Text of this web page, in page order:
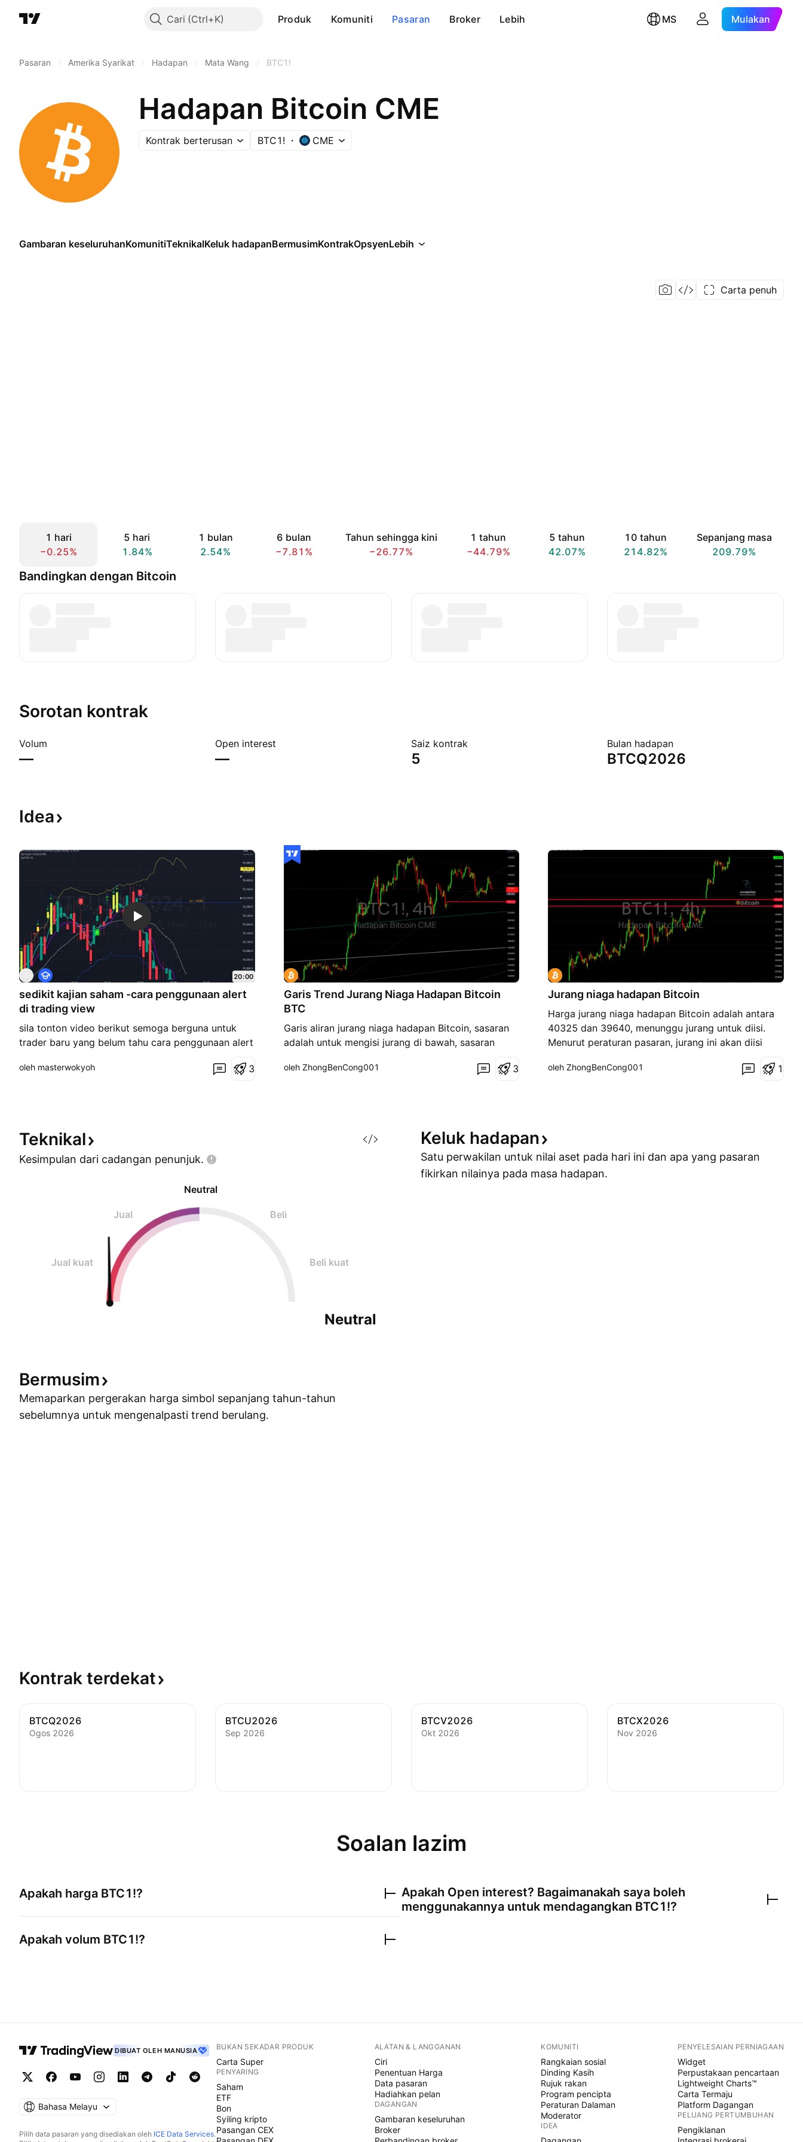
Cari Produk Komuniti Pasaran Broker Lebih MS Mulakan
Pasaran Amerika Syarikat Hadapan Mata Wang BTC1!
Hadapan Bitcoin CME
Kontrak berterusan BTC1! CME
Gambaran keseluruhanKomunitiTeknikalKeluk hadapanBermusimKontrakOpsyenLebih
Carta penuh
1 hari
−0.25%
5 hari
1.84%
1 bulan
2.54%
6 bulan
−7.81%
Tahun sehingga kini
−26.77%
1 tahun
−44.79%
5 tahun
42.07%
10 tahun
214.82%
Sepanjang masa
209.79%
Bandingkan dengan Bitcoin
Sorotan kontrak
Volum
—
Open interest
—
Saiz kontrak
5
Bulan hadapan
BTCQ2026
Idea
sedikit kajian saham -cara penggunaan alert
di trading view
sila tonton video berikut semoga berguna untuk
trader baru yang belum tahu cara penggunaan alert
view .. untuk dapat set alert lebih dr 1 pastikan
P
e
n
d
i
k
n
20:00
oleh masterwokyoh 3
Garis Trend Jurang Niaga Hadapan Bitcoin
BTC
Garis aliran jurang niaga hadapan Bitcoin, sasaran
adalah untuk mengisi jurang di bawah, sasaran
jurang, ia akan berundur ke bawah.
oleh ZhongBenCong001 3
Jurang niaga hadapan Bitcoin
Harga jurang niaga hadapan Bitcoin adalah antara
40325 dan 39640, menunggu jurang untuk diisi.
Menurut peraturan pasaran, jurang ini akan diisi
oleh ZhongBenCong001 1
Teknikal
Kesimpulan dari cadangan penunjuk.
Neutral
Jual Beli
Jual kuat Beli kuat
Neutral
Keluk hadapan
Satu perwakilan untuk nilai aset pada hari ini dan apa yang pasaran
fikirkan nilainya pada masa hadapan.
Bermusim
Memaparkan pergerakan harga simbol sepanjang tahun-tahun
sebelumnya untuk mengenalpasti trend berulang.
Kontrak terdekat
BTCQ2026
Ogos 2026
BTCU2026
Sep 2026
BTCV2026
Okt 2026
BTCX2026
Nov 2026
Soalan lazim
Apakah harga BTC1!?
Apakah volum BTC1!?
Apakah Open interest? Bagaimanakah saya boleh
menggunakannya untuk mendagangkan BTC1!?
DIBUAT OLEH MANUSIA
Bahasa Melayu
Pilih data pasaran yang disediakan oleh ICE Data Services.
BUKAN SEKADAR PRODUK
Carta Super
PENYARING
Saham
ETF
Bon
Syiling kripto
Pasangan CEX
ALATAN & LANGGANAN
Ciri
Penentuan Harga
Data pasaran
Hadiahkan pelan
DAGANGAN
Gambaran keseluruhan
Broker
KOMUNITI
Rangkaian sosial
Dinding Kasih
Rujuk rakan
Program pencipta
Peraturan Dalaman
Moderator
IDEA
PENYELESAIAN PERNIAGAAN
Widget
Perpustakaan pencartaan
Lightweight Charts™
Carta Termaju
Platform Dagangan
PELUANG PERTUMBUHAN
Pengiklanan